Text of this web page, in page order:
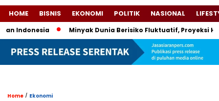
HOME BISNIS EKONOMI POLITIK NASIONAL
Minyak Dunia Berisiko Fluktuatif, Proyeksi
Home / Ekonomi